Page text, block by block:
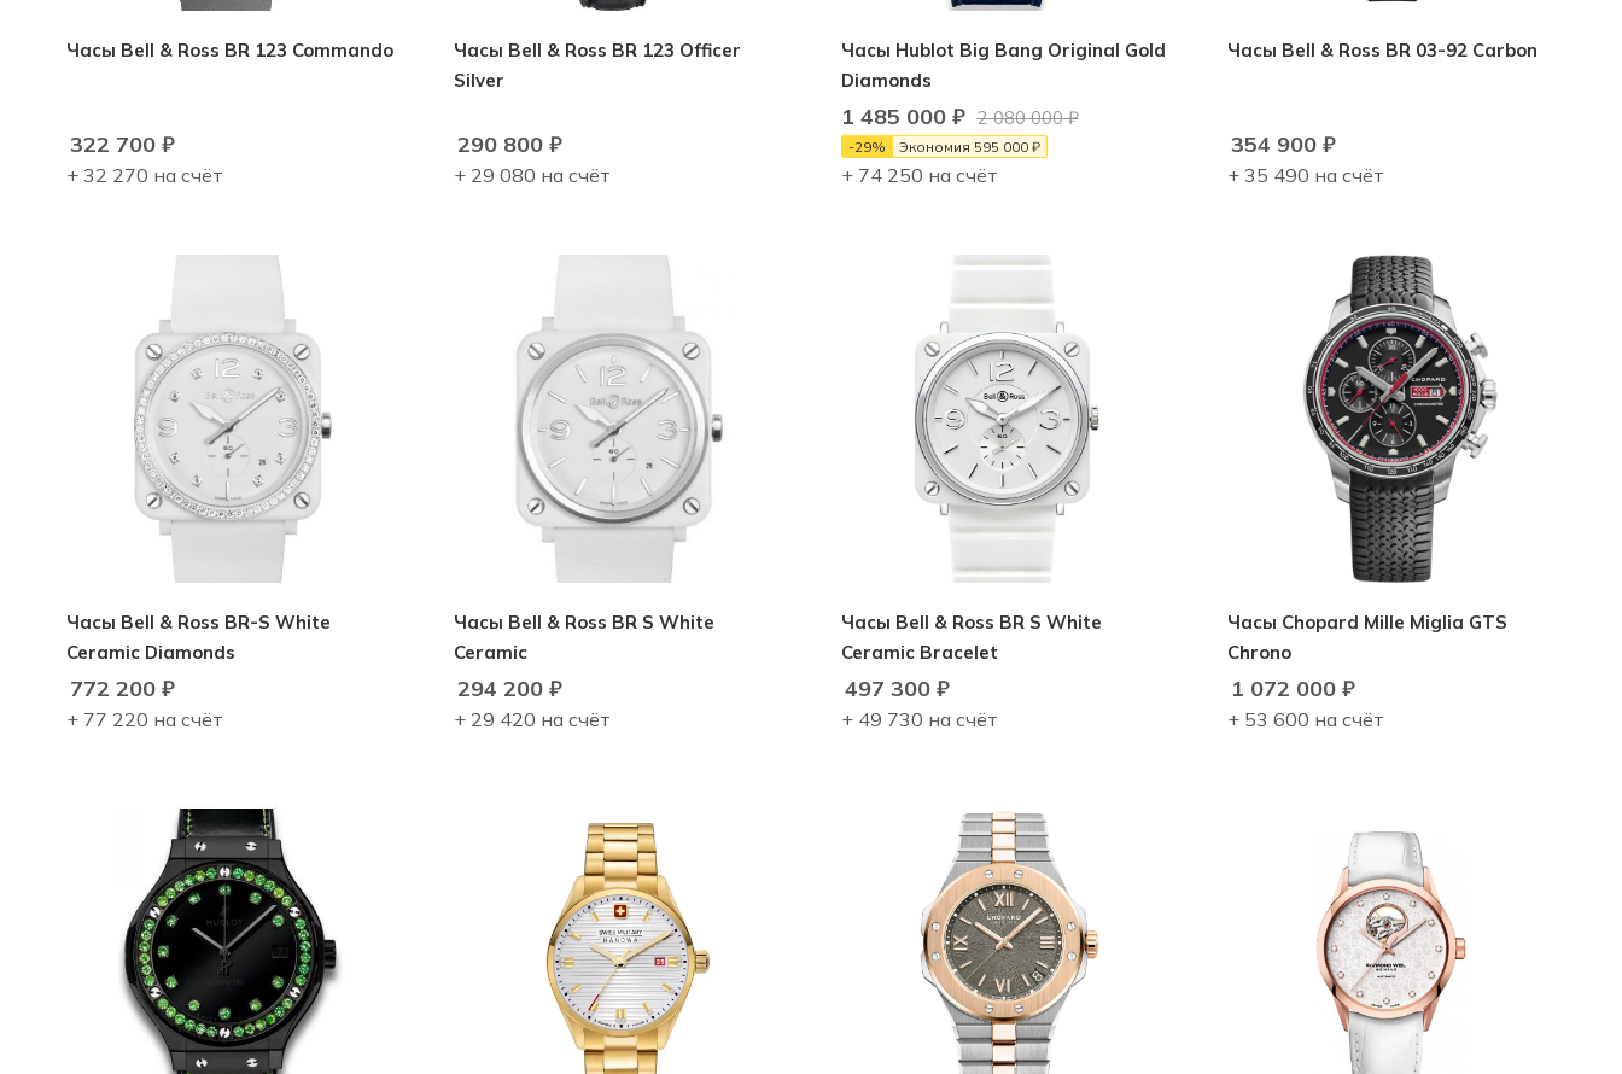
Часы Bell & Ross BR 123 Commando
322 700 ₽
+ 32 270 на счёт
Часы Bell & Ross BR 123 Officer
Silver
290 800₽
+ 29 080 на счёт
Часы Hublot Big Bang Original Gold
Diamonds
1 485 000₽ 2 080 000₽
-29% Экономия 595 000₽
+ 74 250 на счёт
Часы Bell & Ross BR 03-92 Carbon
354 900 ₽
+ 35 490 на счёт
Часы Bell & Ross BR-S White
Ceramic Diamonds
772 200 ₽
+ 77 220 на счёт
Часы Bell & Ross BR S White
Ceramic
294 200₽
+ 29 420 на счёт
Часы Bell & Ross BR S White
Ceramic Bracelet
497 300₽
+ 49 730 на счёт
Часы Chopard Mille Miglia GTS
Chrono
1 072 000 ₽
+ 53 600 на счёт